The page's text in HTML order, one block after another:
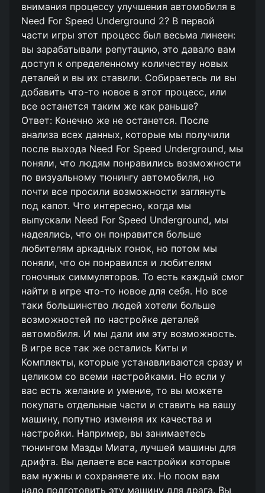
внимания процессу улучшения автомобиля в
Need For Speed Underground 2? В первой
части игры этот процесс был весьма линеен:
вы зарабатывали репутацию, это давало вам
доступ к определенному количеству новых
деталей и вы их ставили. Собираетесь ли вы
добавить что-то новое в этот процесс, или
все останется таким же как раньше?
Ответ: Конечно же не останется. После
анализа всех данных, которые мы получили
после выхода Need For Speed Underground, мы
поняли, что людям понравились возможности
по визуальному тюнингу автомобиля, но
почти все просили возможности заглянуть
под капот. Что интересно, когда мы
выпускали Need For Speed Underground, мы
надеялись, что он понравится больше
любителям аркадных гонок, но потом мы
поняли, что он понравился и любителям
гоночных симмуляторов. То есть каждый смог
найти в игре что-то новое для себя. Но все
таки большинство людей хотели больше
возможностей по настройке деталей
автомобиля. И мы дали им эту возможность.
В игре все так же остались Киты и
Комплекты, которые устанавливаются сразу и
целиком со всеми настройками. Но если у
вас есть желание и умение, то вы можете
покупать отдельные части и ставить на вашу
машину, попутно изменяя их качества и
настройки. Например, вы занимаетесь
тюнингом Мазды Миата, лучшей машины для
дрифта. Вы делаете все настройки которые
вам нужны и сохраняете их. Но поом вам
надо подготовить эту машину для драга. Вы